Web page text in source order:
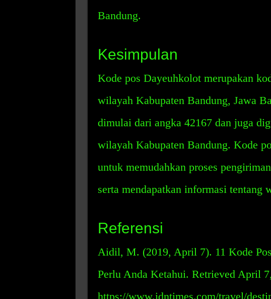
Bandung.
Kesimpulan
Kode pos Dayeuhkolot merupakan
wilayah Kabupaten Bandung, Jawa
dimulai dari angka 42167 dan juga
wilayah Kabupaten Bandung. Kode
untuk memudahkan proses
serta mendapatkan informasi tentang
Referensi
Aidil, M. (2019, April 7). 11 Kode
Perlu Anda Ketahui. Retrieved April
https://www.idntimes.com/travel/